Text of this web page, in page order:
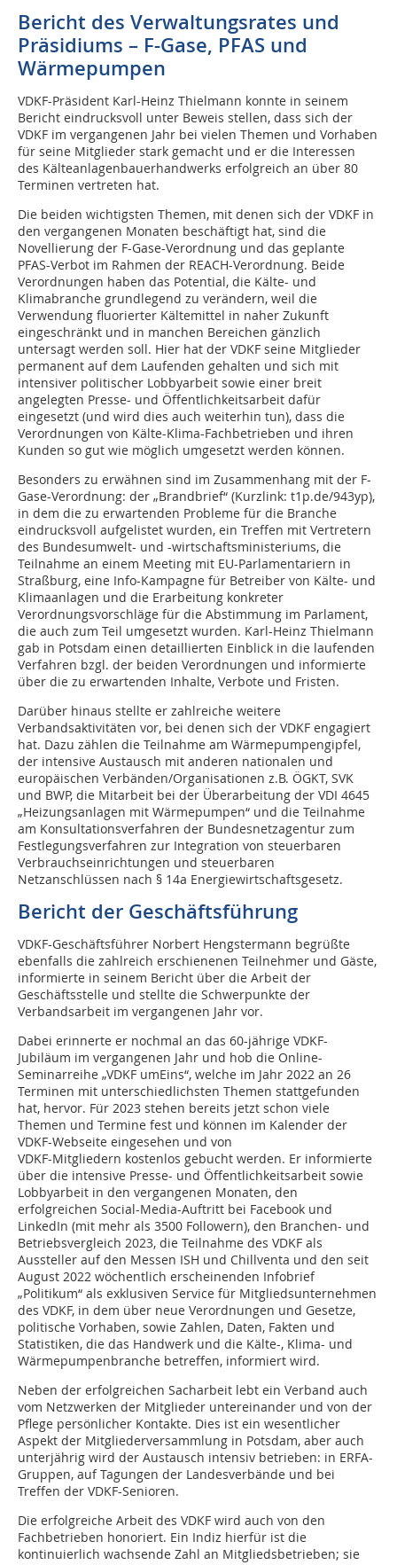
Bericht des Verwaltungsrates und
Präsidiums – F-Gase, PFAS und
Wärmepumpen
VDKF-Präsident Karl-Heinz Thielmann konnte in seinem
Bericht eindrucksvoll unter Beweis stellen, dass sich der
VDKF im vergangenen Jahr bei vielen Themen und Vorhaben
für seine Mitglieder stark gemacht und er die Interessen
des Kälteanlagenbauerhandwerks erfolgreich an über 80
Terminen vertreten hat.
Die beiden wichtigsten Themen, mit denen sich der VDKF in
den vergangenen Monaten beschäftigt hat, sind die
Novellierung der F-Gase-Verordnung und das geplante
PFAS-Verbot im Rahmen der REACH-Verordnung. Beide
Verordnungen haben das Potential, die Kälte- und
Klimabranche grundlegend zu verändern, weil die
Verwendung fluorierter Kältemittel in naher Zukunft
eingeschränkt und in manchen Bereichen gänzlich
untersagt werden soll. Hier hat der VDKF seine Mitglieder
permanent auf dem Laufenden gehalten und sich mit
intensiver politischer Lobbyarbeit sowie einer breit
angelegten Presse- und Öffentlichkeitsarbeit dafür
eingesetzt (und wird dies auch weiterhin tun), dass die
Verordnungen von Kälte-Klima-Fachbetrieben und ihren
Kunden so gut wie möglich umgesetzt werden können.
Besonders zu erwähnen sind im Zusammenhang mit der F-
Gase-Verordnung: der „Brandbrief“ (Kurzlink: t1p.de/943yp),
in dem die zu erwartenden Probleme für die Branche
eindrucksvoll aufgelistet wurden, ein Treffen mit Vertretern
des Bundesumwelt- und -wirtschaftsministeriums, die
Teilnahme an einem Meeting mit EU-Parlamentariern in
Straßburg, eine Info-Kampagne für Betreiber von Kälte- und
Klimaanlagen und die Erarbeitung konkreter
Verordnungsvorschläge für die Abstimmung im Parlament,
die auch zum Teil umgesetzt wurden. Karl-Heinz Thielmann
gab in Potsdam einen detaillierten Einblick in die laufenden
Verfahren bzgl. der beiden Verordnungen und informierte
über die zu erwartenden Inhalte, Verbote und Fristen.
Darüber hinaus stellte er zahlreiche weitere
Verbandsaktivitäten vor, bei denen sich der VDKF engagiert
hat. Dazu zählen die Teilnahme am Wärmepumpengipfel,
der intensive Austausch mit anderen nationalen und
europäischen Verbänden/Organisationen z.B. ÖGKT, SVK
und BWP, die Mitarbeit bei der Überarbeitung der VDI 4645
„Heizungsanlagen mit Wärmepumpen“ und die Teilnahme
am Konsultationsverfahren der Bundesnetzagentur zum
Festlegungsverfahren zur Integration von steuerbaren
Verbrauchseinrichtungen und steuerbaren
Netzanschlüssen nach § 14a Energiewirtschaftsgesetz.
Bericht der Geschäftsführung
VDKF-Geschäftsführer Norbert Hengstermann begrüßte
ebenfalls die zahlreich erschienenen Teilnehmer und Gäste,
informierte in seinem Bericht über die Arbeit der
Geschäftsstelle und stellte die Schwerpunkte der
Verbandsarbeit im vergangenen Jahr vor.
Dabei erinnerte er nochmal an das 60-jährige VDKF-
Jubiläum im vergangenen Jahr und hob die Online-
Seminarreihe „VDKF umEins“, welche im Jahr 2022 an 26
Terminen mit unterschiedlichsten Themen stattgefunden
hat, hervor. Für 2023 stehen bereits jetzt schon viele
Themen und Termine fest und können im Kalender der
VDKF-Webseite eingesehen und von
VDKF-Mitgliedern kostenlos gebucht werden. Er informierte
über die intensive Presse- und Öffentlichkeitsarbeit sowie
Lobbyarbeit in den vergangenen Monaten, den
erfolgreichen Social-Media-Auftritt bei Facebook und
LinkedIn (mit mehr als 3500 Followern), den Branchen- und
Betriebsvergleich 2023, die Teilnahme des VDKF als
Aussteller auf den Messen ISH und Chillventa und den seit
August 2022 wöchentlich erscheinenden Infobrief
„Politikum“ als exklusiven Service für Mitgliedsunternehmen
des VDKF, in dem über neue Verordnungen und Gesetze,
politische Vorhaben, sowie Zahlen, Daten, Fakten und
Statistiken, die das Handwerk und die Kälte-, Klima- und
Wärmepumpenbranche betreffen, informiert wird.
Neben der erfolgreichen Sacharbeit lebt ein Verband auch
vom Netzwerken der Mitglieder untereinander und von der
Pflege persönlicher Kontakte. Dies ist ein wesentlicher
Aspekt der Mitgliederversammlung in Potsdam, aber auch
unterjährig wird der Austausch intensiv betrieben: in ERFA-
Gruppen, auf Tagungen der Landesverbände und bei
Treffen der VDKF-Senioren.
Die erfolgreiche Arbeit des VDKF wird auch von den
Fachbetrieben honoriert. Ein Indiz hierfür ist die
kontinuierlich wachsende Zahl an Mitgliedsbetrieben; sie